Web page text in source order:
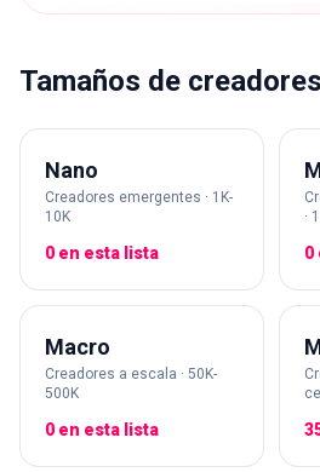
Tamaños de creadores
Nano
Creadores emergentes · 1K-
10K
0 en esta lista
·
0
Macro
Creadores a escala · 50K-
500K
0 en esta lista